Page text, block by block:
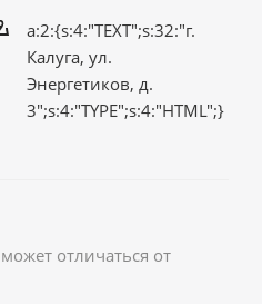
a:2:{s:4:"TEXT";s:32:"г.
Калуга, ул.
Энергетиков, д.
3";s:4:"TYPE";s:4:"HTML";}
отличаться от